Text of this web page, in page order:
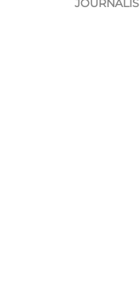
JOURNALIST